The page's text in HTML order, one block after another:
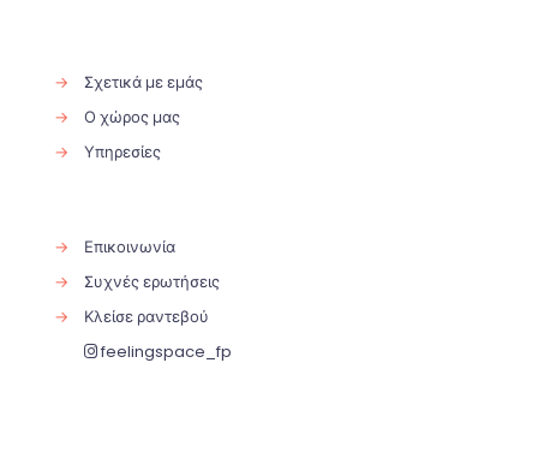
→
Σχετικά με εμάς
→
Ο χώρος μας
→
Υπηρεσίες
→
Επικοινωνία
→
Συχνές ερωτήσεις
→
Κλείσε ραντεβού
feelingspace_fp